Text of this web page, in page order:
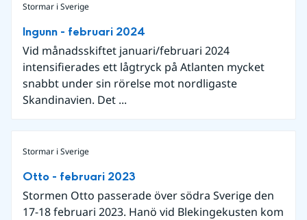
Stormar i Sverige
Ingunn - februari 2024
Vid månadsskiftet januari/februari 2024
intensifierades ett lågtryck på Atlanten mycket
snabbt under sin rörelse mot nordligaste
Skandinavien. Det ...
Stormar i Sverige
Otto - februari 2023
Stormen Otto passerade över södra Sverige den
17-18 februari 2023. Hanö vid Blekingekusten kom